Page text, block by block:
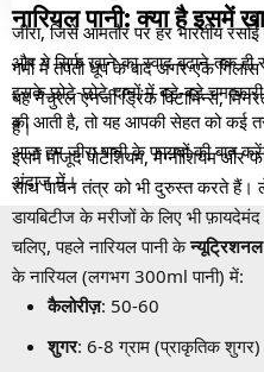
नारियल पानी: क्या है इसमें
गर्मी में तपती धूप के बाद अगर एक गिलास
यह नैचुरल एनर्जी ड्रिंक विटामिन्स,
है।
इसमें मौजूद पोटैशियम, मैग्नीशियम और
साथ पाचन तंत्र को भी दुरुस्त करते हैं।
डायबिटीज के मरीजों के लिए भी फ़ायदेमंद
चलिए, पहले नारियल पानी के
के नारियल (लगभग 300ml पानी) में:
कैलोरीज़: 50-60
शुगर: 6-8 ग्राम (प्राकृतिक शुगर)
जीरा, जिसे आमतौर पर हर भारतीय
और ये सिर्फ खाने का स्वाद बढ़ाने तक ही
इसके छोटे-छोटे दानों में बड़े-बड़े
की आती है, तो यह आपकी सेहत को कई
आज हम जीरा पानी के फायदों की बात
अंदाज में।